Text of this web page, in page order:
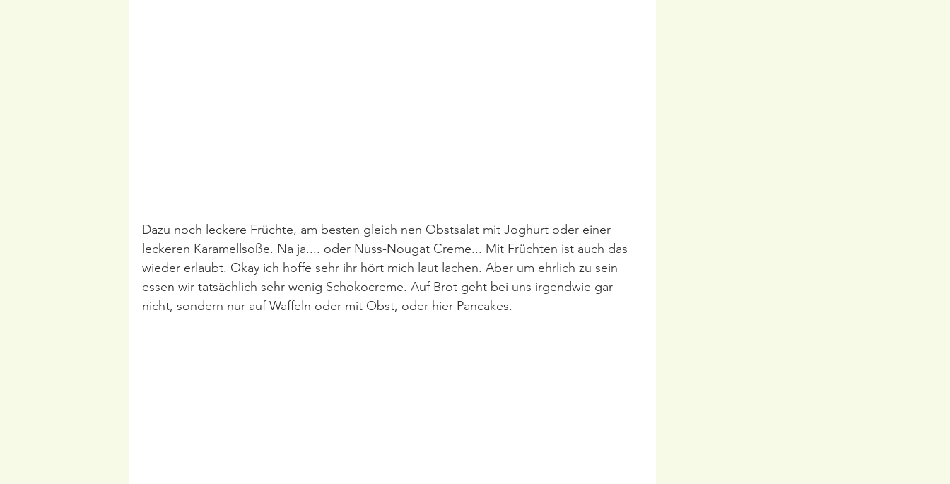
Dazu noch leckere Früchte, am besten gleich nen Obstsalat mit Joghurt oder einer
leckeren Karamellsoße. Na ja.... oder Nuss-Nougat Creme... Mit Früchten ist auch das
wieder erlaubt. Okay ich hoffe sehr ihr hört mich laut lachen. Aber um ehrlich zu sein
essen wir tatsächlich sehr wenig Schokocreme. Auf Brot geht bei uns irgendwie gar
nicht, sondern nur auf Waffeln oder mit Obst, oder hier Pancakes.